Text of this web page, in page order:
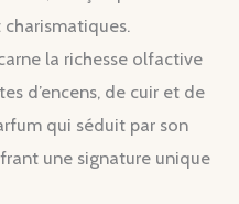
la richesse olfactive
d’encens, de cuir et de
qui séduit par son
une signature unique